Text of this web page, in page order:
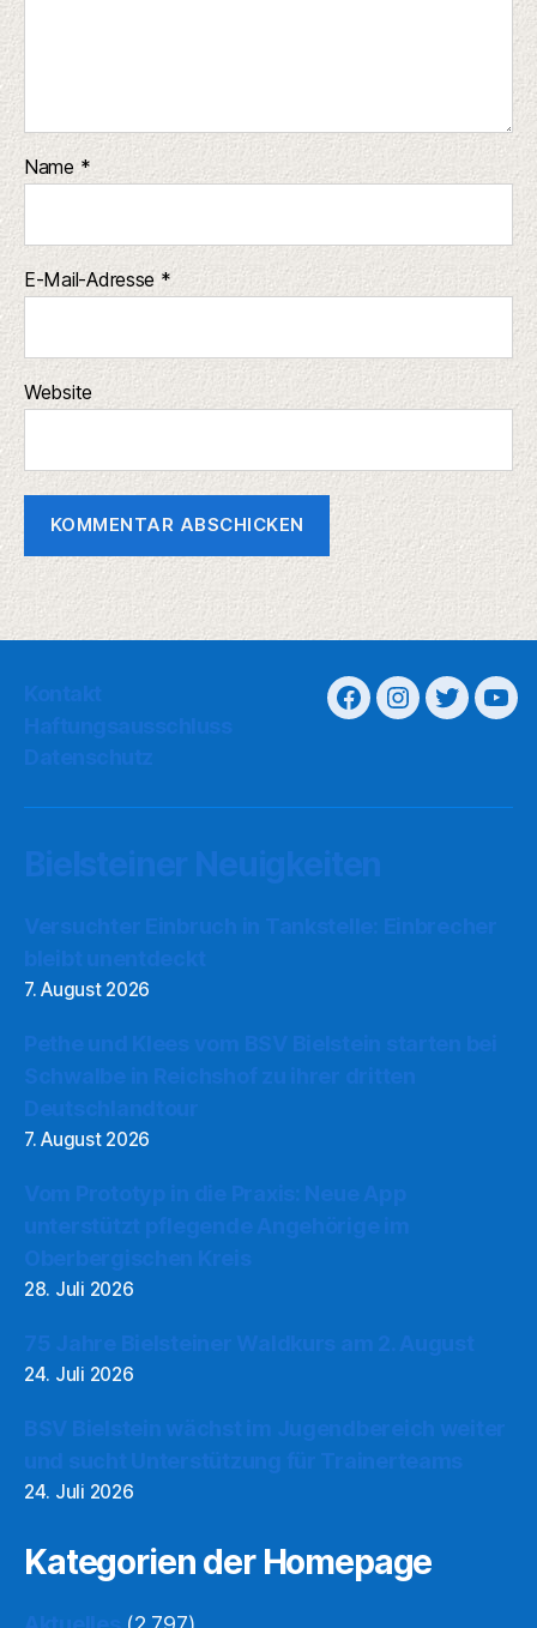
Name*
E-Mail-Adresse *
Website
7. August 2026
7. August 2026
28. Juli 2026
24. Juli 2026
24. Juli 2026
Kategorien der Homepage